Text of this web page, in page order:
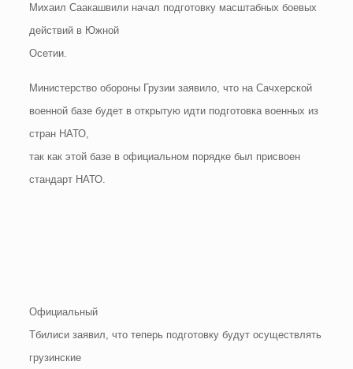
Михаил Саакашвили начал подготовку масштабных боевых
действий в Южной
Осетии.
Министерство обороны Грузии заявило, что на Сачхерской
военной базе будет в открытую идти подготовка военных из
стран НАТО,
так как этой базе в официальном порядке был присвоен
стандарт НАТО.
Официальный
Тбилиси заявил, что теперь подготовку будут осуществлять
грузинские